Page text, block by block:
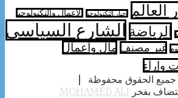
العالم اخبار التكنولوجيا الأعمال والتكنولوجيا
الرياضة الشارع السياسي
غير مصنف مال واعمال
وارآء
بفخر MOHAMED ALI